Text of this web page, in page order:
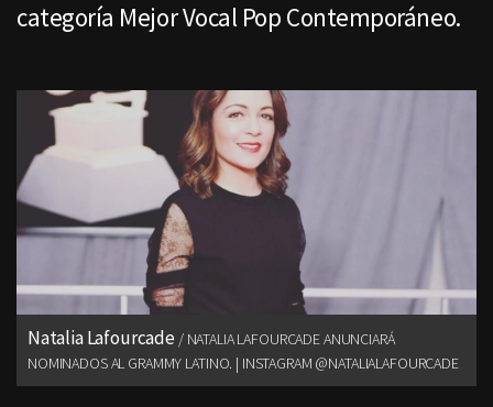
categoría Mejor Vocal Pop Contemporáneo.
Natalia Lafourcade
NATALIA LAFOURCADE ANUNCIARÁ
NOMINADOS AL GRAMMY LATINO. | INSTAGRAM @NATALIALAFOURCADE